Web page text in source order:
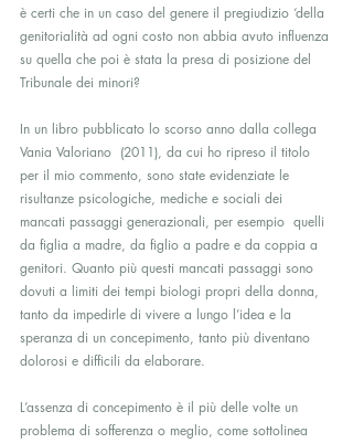
è certi che in un caso del genere il pregiudizio ‘della
genitorialità ad ogni costo non abbia avuto influenza
su quella che poi è stata la presa di posizione del
Tribunale dei minori?
In un libro pubblicato lo scorso anno dalla collega
Vania Valoriano  (2011), da cui ho ripreso il titolo
per il mio commento, sono state evidenziate le
risultanze psicologiche, mediche e sociali dei
mancati passaggi generazionali, per esempio  quelli
da figlia a madre, da figlio a padre e da coppia a
genitori. Quanto più questi mancati passaggi sono
dovuti a limiti dei tempi biologi propri della donna,
tanto da impedirle di vivere a lungo l’idea e la
speranza di un concepimento, tanto più diventano
dolorosi e difficili da elaborare.
L’assenza di concepimento è il più delle volte un
problema di sofferenza o meglio, come sottolinea